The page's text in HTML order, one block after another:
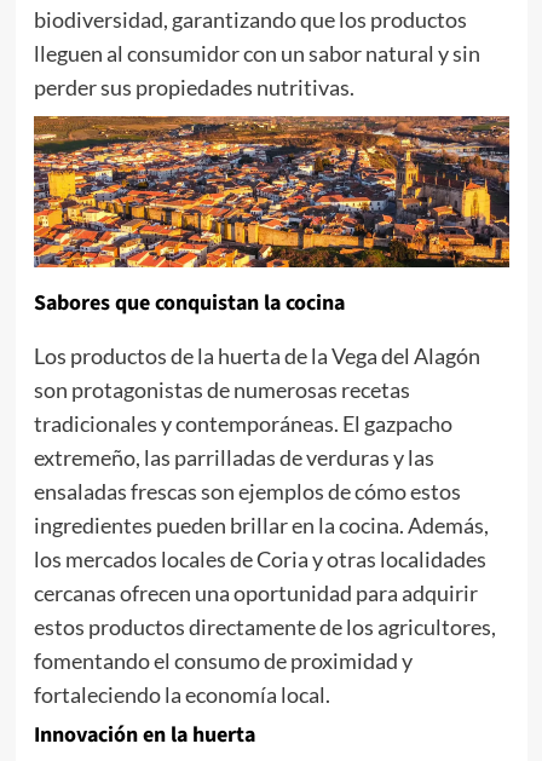
biodiversidad, garantizando que los productos
lleguen al consumidor con un sabor natural y sin
perder sus propiedades nutritivas.
Sabores que conquistan la cocina
Los productos de la huerta de la Vega del Alagón
son protagonistas de numerosas recetas
tradicionales y contemporáneas. El gazpacho
extremeño, las parrilladas de verduras y las
ensaladas frescas son ejemplos de cómo estos
ingredientes pueden brillar en la cocina. Además,
los mercados locales de Coria y otras localidades
cercanas ofrecen una oportunidad para adquirir
estos productos directamente de los agricultores,
fomentando el consumo de proximidad y
fortaleciendo la economía local.
Innovación en la huerta